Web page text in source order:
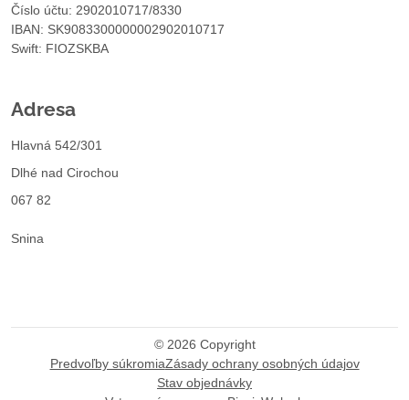
Číslo účtu: 2902010717/8330
IBAN: SK9083300000002902010717
Swift: FIOZSKBA
Adresa
Hlavná 542/301
Dlhé nad Cirochou
067 82
Snina
© 2026 Copyright
Predvoľby súkromiaZásady ochrany osobných údajov
Stav objednávky